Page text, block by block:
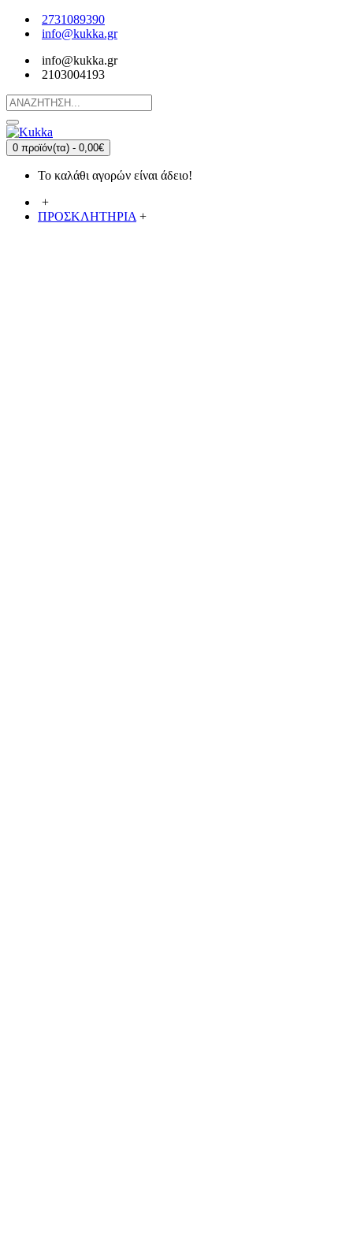
2731089390
info@kukka.gr
info@kukka.gr
2103004193
0 προϊόν(τα) - 0,00€
Το καλάθι αγορών είναι άδειο!
+
ΠΡΟΣΚΛΗΤΗΡΙΑ +